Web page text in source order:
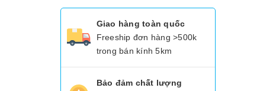
Giao hàng toàn quốc
Freeship đơn hàng >500k
trong bán kính 5km
Bảo đảm chất lượng